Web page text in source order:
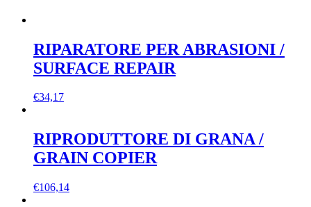
RIPARATORE PER ABRASIONI /
SURFACE REPAIR
€34,17
RIPRODUTTORE DI GRANA /
GRAIN COPIER
€106,14